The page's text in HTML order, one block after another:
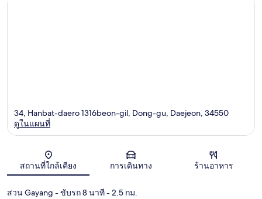
แผนที่
34, Hanbat-daero 1316beon-gil, Dong-gu, Daejeon, 34550
ดูในแผนที่
สถานที่ใกล้เคียง การเดินทาง ร้านอาหาร
สวน Gayang - ขับรถ 8 นาที- 2.5 กม.